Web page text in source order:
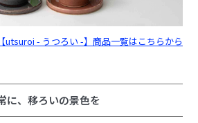
utsuroi - うつろい -】商品一覧はこちらから
に、移ろいの景色を